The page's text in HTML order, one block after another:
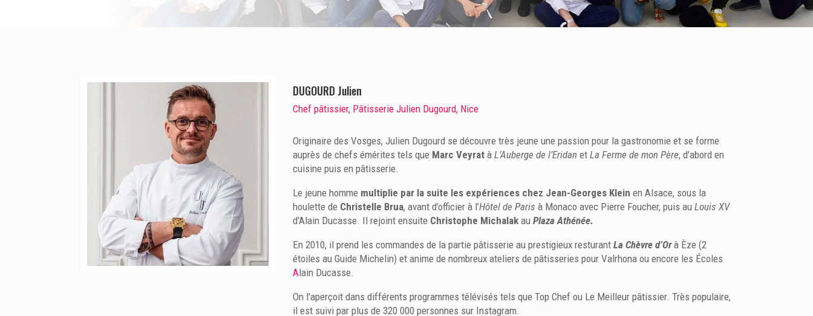
DUGOURD Julien
Chef pâtissier, Pâtisserie Julien Dugourd, Nice
Originaire des Vosges, Julien Dugourd se découvre très jeune une passion pour la gastronomie et se forme
auprès de chefs émérites tels que Marc Veyrat àL’Auberge de l’EridanetLa Ferme de mon Père, d’abord en
cuisine puis en pâtisserie.
Le jeune homme multiplie par la suite les expériences chez Jean-Georges Kleinen Alsace, sous la
houlette de Christelle Brua, avant d’officier à l’Hôtel de Paris à Monaco avec Pierre Foucher, puis auLouis XV
d’Alain Ducasse. Il rejoint ensuite Christophe Michalak auPlaza Athénée.
En 2010, il prend les commandes de la partie pâtisserie au prestigieux resturantLa Chèvre d’Orà Èze (2
étoiles au Guide Michelin) et anime de nombreux ateliers de pâtisseries pour Valrhona ou encore les Écoles
Alain Ducasse.
On l’aperçoit dans différents programmes télévisés tels que Top Chef ou Le Meilleur pâtissier. Très populaire,
il est suivi par plus de 320 000 personnes sur Instagram.